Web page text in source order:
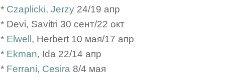
* Czaplicki, Jerzy 24/19 апр
* Devi, Savitri 30 cент/22 окт
* Elwell , Herbert 10 мая/17 апр
* Ekman, Ida 22/14 апр
* Ferrani, Cesira 8/4 мая